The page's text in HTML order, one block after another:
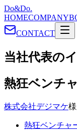
Do&Do.
HOMECOMPANY
CONTACT
当社代表の
熱狂ベンチ
株式会社デジマケ
熱狂ベンチャ